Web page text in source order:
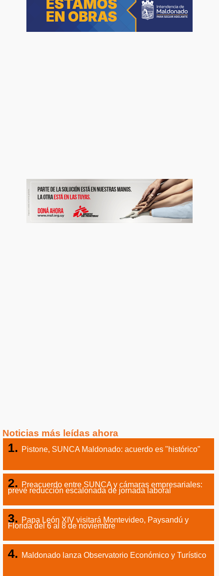
Noticias más leídas ahora
Pistone, SUNCA Maldonado: acuerdo es "histórico"
Preacuerdo entre SUNCA y cámaras empresariales:
prevé reducción escalonada de jornada laboral
Papa León XIV visitará Montevideo, Paysandú y
Florida del 6 al 8 de noviembre
Maldonado lanza Observatorio Económico y Turístico